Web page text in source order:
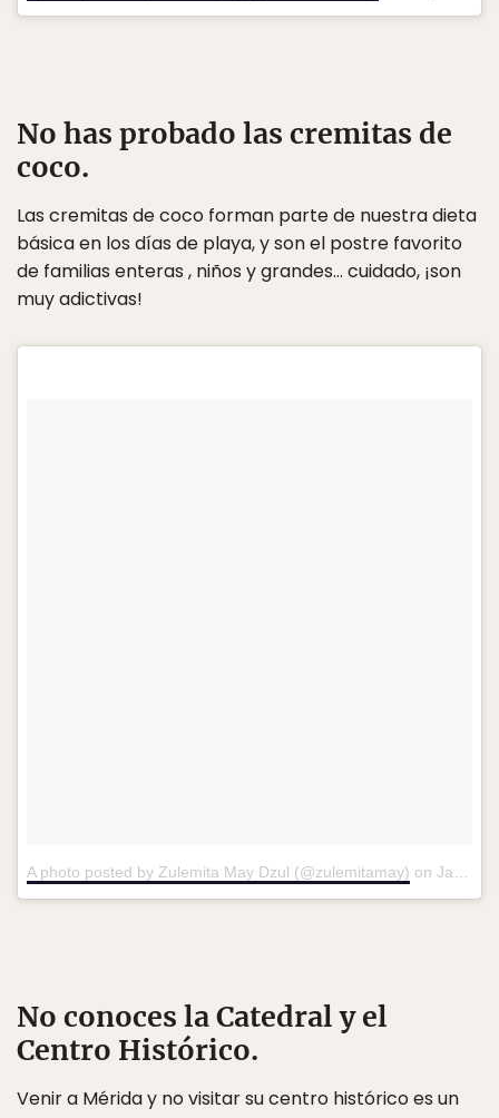
No has probado las cremitas de
coco.
Las cremitas de coco forman parte de nuestra dieta
básica en los días de playa, y son el postre favorito
de familias enteras , niños y grandes… cuidado, ¡son
muy adictivas!
A photo posted by Zulemita May Dzul (@zulemitamay) on Jan 17, 2016 at 1:12pm PST
No conoces la Catedral y el
Centro Histórico.
Venir a Mérida y no visitar su centro histórico es un